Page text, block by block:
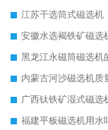
江苏干选筒式磁选机
安徽水选褐铁矿磁选
内蒙古河沙磁选机质
广西钛铁矿湿式磁选
福建平板磁选机用水